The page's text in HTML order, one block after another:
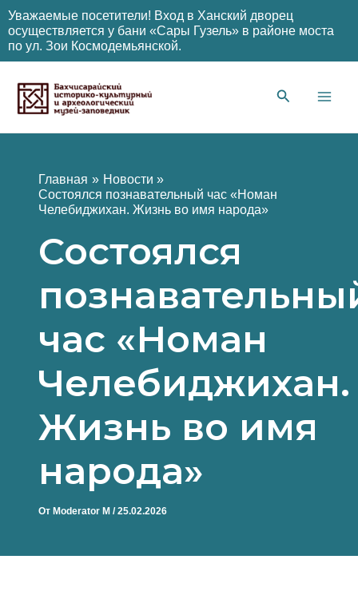
Уважаемые посетители! Вход в Ханский дворец
осуществляется у бани «Сары Гузель» в районе моста
по ул. Зои Космодемьянской.
содержимому
Главная
Новости
Состоялся познавательный час «Номан
Челебиджихан. Жизнь во имя народа»
Состоялся
час «Номан
Челебиджихан.
Жизнь во имя
народа»
От Moderator M /25.02.2026